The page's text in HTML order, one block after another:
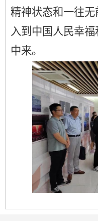
精神状态和一往
入到中国人民幸
中来。